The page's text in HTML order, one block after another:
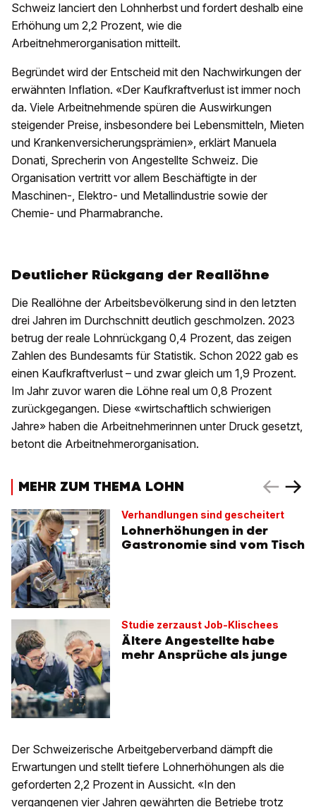
Schweiz lanciert den Lohnherbst und fordert deshalb eine
Erhöhung um 2,2 Prozent, wie die
Arbeitnehmerorganisation mitteilt.
Begründet wird der Entscheid mit den Nachwirkungen der
erwähnten Inflation. «Der Kaufkraftverlust ist immer noch
da. Viele Arbeitnehmende spüren die Auswirkungen
steigender Preise, insbesondere bei Lebensmitteln, Mieten
und Krankenversicherungsprämien», erklärt Manuela
Donati, Sprecherin von Angestellte Schweiz. Die
Organisation vertritt vor allem Beschäftigte in der
Maschinen-, Elektro- und Metallindustrie sowie der
Chemie- und Pharmabranche.
Deutlicher Rückgang der Reallöhne
Die Reallöhne der Arbeitsbevölkerung sind in den letzten
drei Jahren im Durchschnitt deutlich geschmolzen. 2023
betrug der reale Lohnrückgang 0,4 Prozent, das zeigen
Zahlen des Bundesamts für Statistik. Schon 2022 gab es
einen Kaufkraftverlust – und zwar gleich um 1,9 Prozent.
Im Jahr zuvor waren die Löhne real um 0,8 Prozent
zurückgegangen. Diese «wirtschaftlich schwierigen
Jahre» haben die Arbeitnehmerinnen unter Druck gesetzt,
betont die Arbeitnehmerorganisation.
MEHR ZUM THEMA LOHN
Verhandlungen sind gescheitert
Lohnerhöhungen in der
Gastronomie sind vom Tisch
Studie zerzaust Job-Klischees
Ältere Angestellte habe
mehr Ansprüche als junge
Der Schweizerische Arbeitgeberverband dämpft die
Erwartungen und stellt tiefere Lohnerhöhungen als die
geforderten 2,2 Prozent in Aussicht. «In den
vergangenen vier Jahren gewährten die Betriebe trotz